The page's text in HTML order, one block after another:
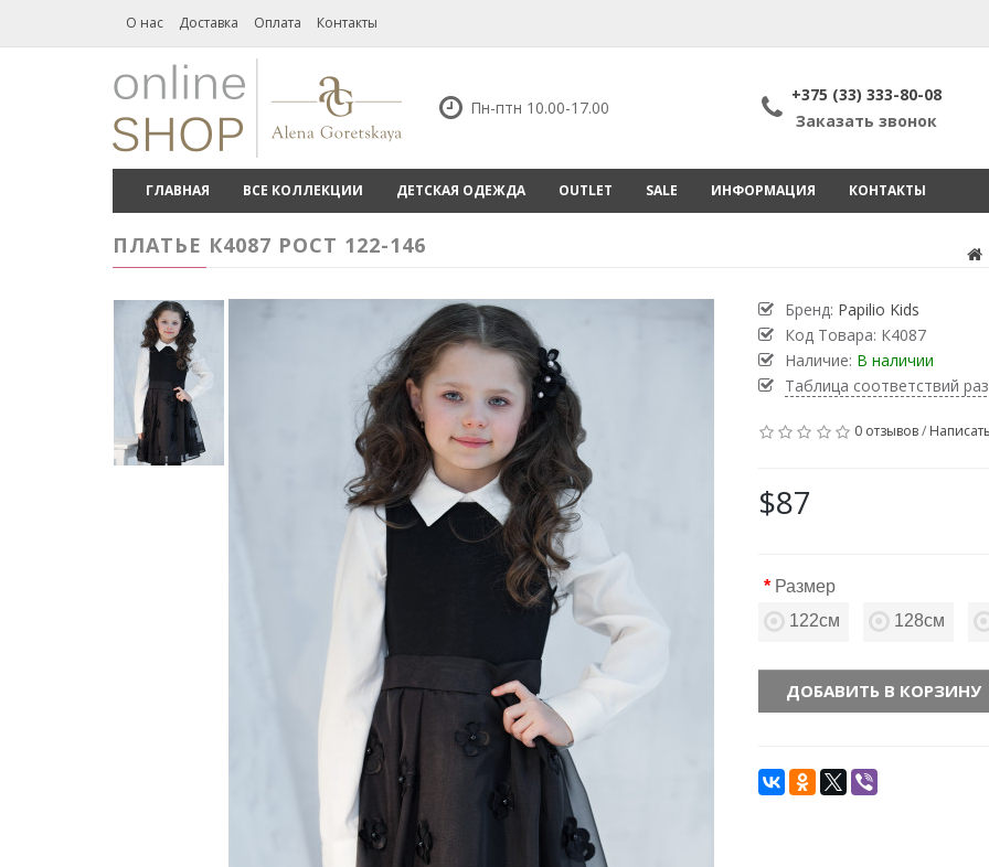
О нас Доставка Оплата Контакты
Пн-птн 10.00-17.00
+375 (33) 333-80-08
Заказать звонок
ГЛАВНАЯ ВСЕ КОЛЛЕКЦИИ ДЕТСКАЯ ОДЕЖДА OUTLET SALE ИНФОРМАЦИЯ КОНТАКТЫ
ПЛАТЬЕ К4087 РОСТ 122-146
Бренд: Papilio Kids
Код Товара: К4087
Наличие: В наличии
Таблица соответствий
0 отзывов/
$87
Размер
122см
128см
ДОБАВИТЬ В КОРЗИНУ